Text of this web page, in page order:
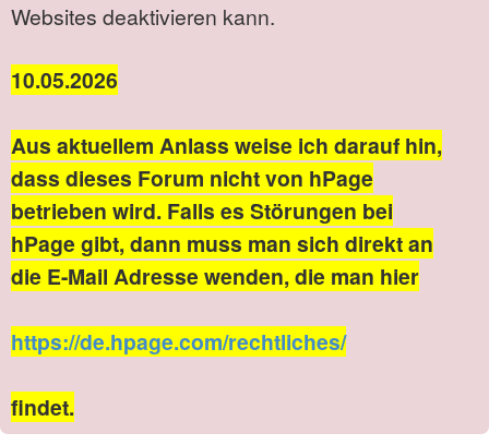
Websites deaktivieren kann.
10.05.2026
Aus aktuellem Anlass weise ich darauf hin,
dass dieses Forum nicht von hPage
betrieben wird. Falls es Störungen bei
hPage gibt, dann muss man sich direkt an
die E-Mail Adresse wenden, die man hier
https://de.hpage.com/rechtliches/
findet.